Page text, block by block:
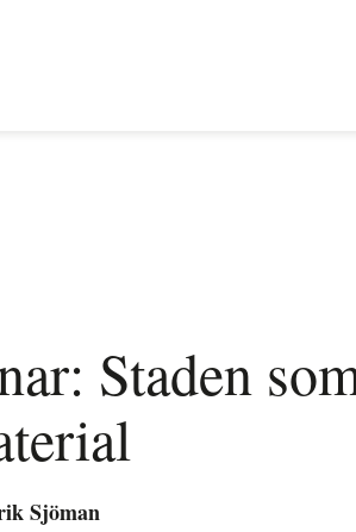
Staden
Sjöman